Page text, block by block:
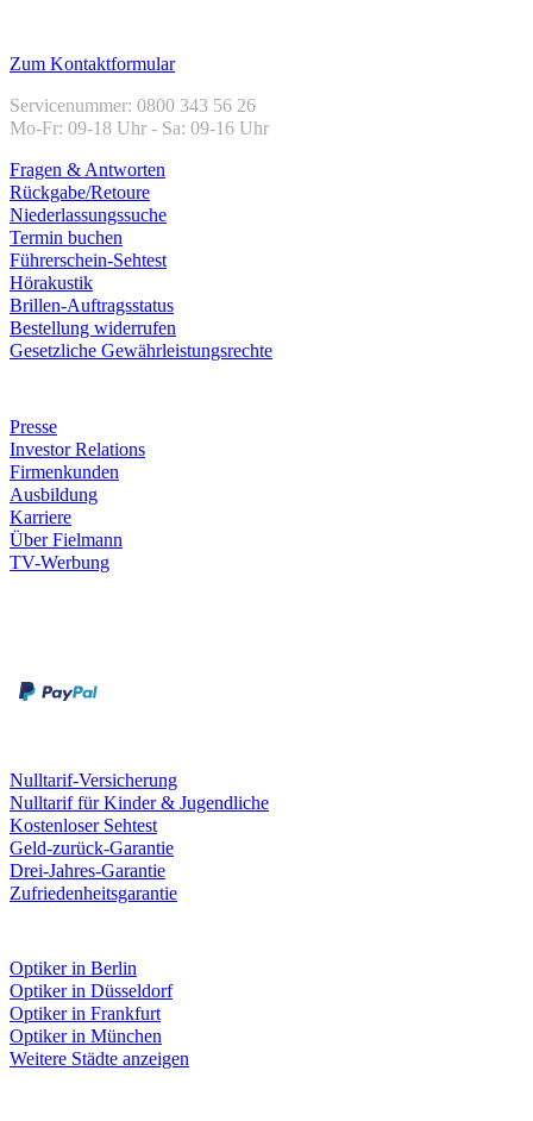
Zum Kontaktformular
Servicenummer: 0800 343 56 26
Mo-Fr: 09-18 Uhr - Sa: 09-16 Uhr
Fragen & Antworten
Rückgabe/Retoure
Niederlassungssuche
Termin buchen
Führerschein-Sehtest
Hörakustik
Brillen-Auftragsstatus
Bestellung widerrufen
Gesetzliche Gewährleistungsrechte
Presse
Investor Relations
Firmenkunden
Ausbildung
Karriere
Über Fielmann
TV-Werbung
Nulltarif-Versicherung
Nulltarif für Kinder & Jugendliche
Kostenloser Sehtest
Geld-zurück-Garantie
Drei-Jahres-Garantie
Zufriedenheitsgarantie
Optiker in Berlin
Optiker in Düsseldorf
Optiker in Frankfurt
Optiker in München
Weitere Städte anzeigen